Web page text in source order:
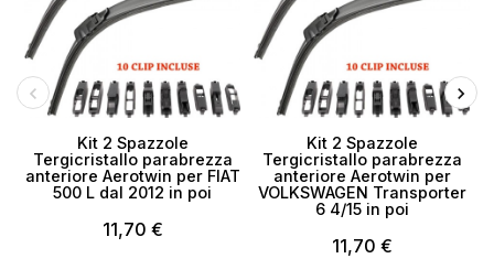
Kit 2 Spazzole
Tergicristallo parabrezza
anteriore Aerotwin per FIAT
500 L dal 2012 in poi
11,70 €
Kit 2 Spazzole
Tergicristallo parabrezza
anteriore Aerotwin per
VOLKSWAGEN Transporter
6 4/15 in poi
11,70 €